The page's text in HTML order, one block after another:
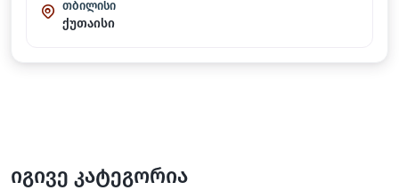
თბილისი
ქუთაისი
იგივე კატეგორია